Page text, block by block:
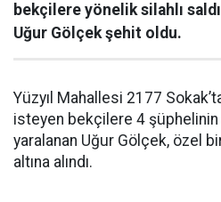
bekçilere yönelik silahlı
Uğur Gölçek şehit oldu.
Yüzyıl Mahallesi 2177
isteyen bekçilere 4 şüphelinin
yaralanan Uğur Gölçek, özel
altına alındı.